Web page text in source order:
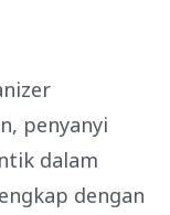
penyanyi
dalam
dengan